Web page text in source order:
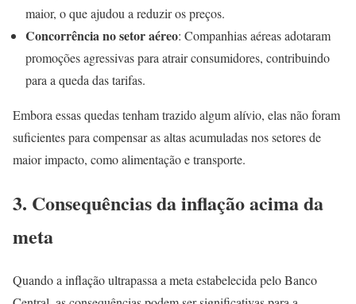
maior, o que ajudou a reduzir os preços.
Concorrência no setor aéreo: Companhias aéreas adotaram
promoções agressivas para atrair consumidores, contribuindo
para a queda das tarifas.
Embora essas quedas tenham trazido algum alívio, elas não foram
suficientes para compensar as altas acumuladas nos setores de
maior impacto, como alimentação e transporte.
3. Consequências da inflação acima da
meta
Quando a inflação ultrapassa a meta estabelecida pelo Banco